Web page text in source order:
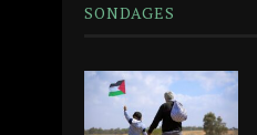
SONDAGES